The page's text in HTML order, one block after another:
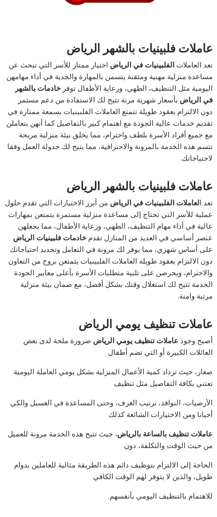
عاملات فلبينيات بالشهر الرياض
تعد العاملاتالفلبينيات في الرياض اختيار ممتاز للأسر التي تبحث عن
مساعدة منزلية مهنية ومتقنة يتسمن بالمهارة والجدية في أداء مهامهن
اليومية مثل التنظيف، الطهي، ورعاية الأطفال توفرخادمات بالشهر
في الرياض بأسعار شهرية مرنة تتيح لك الاستفادة من دعم مستمر
دون الالتزام بعقود طويلة تتمتع العاملات الفلبينيات بسمعة ممتازة في
تقديم خدمات عالية الجودة مع اهتمام كبير بالتفاصيل كما أنهن يتعاملن
مع جميع أفراد الأسرة بلطف واحترام، مما يخلق بيئة منزلية مريحة
تتسم هذه الخدمة بالمرونة والاحترافية، مما يتيح لك جدولة العمل وفقا
لاحتياجاتك.
عاملات فلبينيات بالشهر الرياض
تعد العاملات الفلبينيات في الرياض من أبرز الاختيارات التي تقدم حلول
عملية للأسر التي تحتاج إلى مساعدة منزلية مستمرة يتمتعن بمهارات
عالية في أداء مهام التنظيف، الطهي، ورعاية الأطفال، مما يجعلهن
عنصر أساسي في العديد من المنازل تقدمخادمات فلبينيات الرياض
على أساس شهري، مما يوفر لك مرونة في التعامل وتحديد احتياجاتك
دون الالتزام بعقود طويلة العاملات الفلبينيات يتمتعن بروح من التعاون
والاحترام، ويحرصن على تلبية متطلبات الأسرة بأعلى معايير الجودة
الخدمة تتيح لك استغلال وقتك بشكل أفضل، مع ضمان بيئة منزلية
مرتبة وامنة.
عاملات تنظيف يومي الرياض
أصبح وجود عاملات تنظيف يومي الرياض ضرورة ملحة لدى بعض
العائلات الكبيرة أو التي تضم أطفال
صغار، حيث تزداد كمية الأعمال المنزلية بشكل يومي العاملة اليومية
تعتني بكافة التفاصيل مثل تنظيف
الأرضيات، النوافذ، ترتيب الغرف، وحتى المساعدة في الغسيل والكي
أحيانا ومن الاختيارات الشائعة كذلك
عاملات تنظيف بالساعة بالرياض، حيث تتيح هذه الخدمة مرونة للعميل
من حيث الوقت والتكلفة، دون
الحاجة إلى الالتزام بتوظيف دائم هذه الطريقة مثالية للعاملين بدوام
طويل، والذين لا يتوفر لهم الوقت الكافي
للاهتمام بالتنظيف اليومي بأنفسهم.